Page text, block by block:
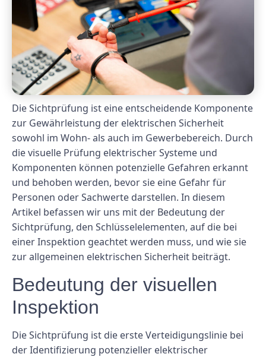
Die Sichtprüfung ist eine entscheidende Komponente
zur Gewährleistung der elektrischen Sicherheit
sowohl im Wohn- als auch im Gewerbebereich. Durch
die visuelle Prüfung elektrischer Systeme und
Komponenten können potenzielle Gefahren erkannt
und behoben werden, bevor sie eine Gefahr für
Personen oder Sachwerte darstellen. In diesem
Artikel befassen wir uns mit der Bedeutung der
Sichtprüfung, den Schlüsselelementen, auf die bei
einer Inspektion geachtet werden muss, und wie sie
zur allgemeinen elektrischen Sicherheit beiträgt.
Bedeutung der visuellen
Inspektion
Die Sichtprüfung ist die erste Verteidigungslinie bei
der Identifizierung potenzieller elektrischer